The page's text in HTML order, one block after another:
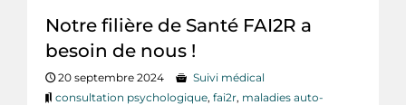
Notre filière de Santé FAI2R a
besoin de nous !
20 septembre 2024
Suivi médical
consultation psychologique, fai2r, maladies auto-